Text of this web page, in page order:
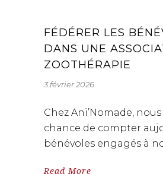
FÉDÉRER LES
DANS UNE
ZOOTHÉRAPIE
3 février 2026
Chez Ani’Nomade,
chance de compter
bénévoles engagés à
Read More